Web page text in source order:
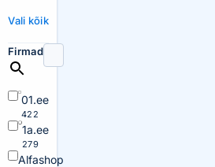
Vali kõik
Firmad
01.ee
422
1a.ee
279
Alfashop